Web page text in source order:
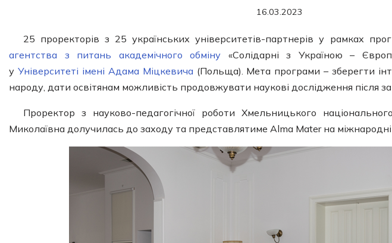
16.03.2023
25 проректорів з 25 українських університетів-партнерів у рамках
агентства з питань академічного обміну «Солідарні з Україною –
у Університеті імені Адама Міцкевича(Польща). Мета програми – зберегти
народу, дати освітянам можливість продовжувати наукові дослідження після
Проректор з науково-педагогічної роботи Хмельницького
Миколаївна долучилась до заходу та представлятиме Alma Mater на